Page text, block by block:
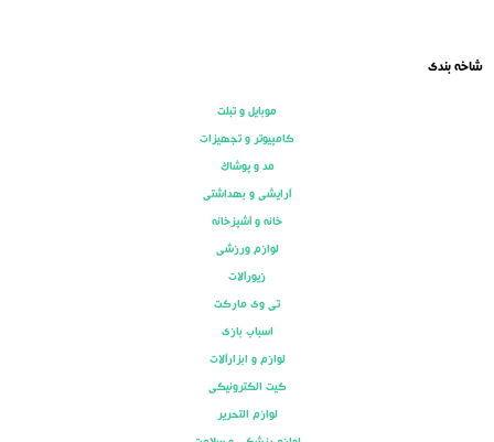
شاخه بندی
موبایل و تبلت
کامپیوتر و تجهیزات
مد و پوشاک
آرایشی و بهداشتی
خانه و آشپزخانه
لوازم ورزشی
زیورآلات
تی وی مارکت
اسباب بازی
لوازم و ابزارآلات
کیت الکترونیکی
لوازم التحریر